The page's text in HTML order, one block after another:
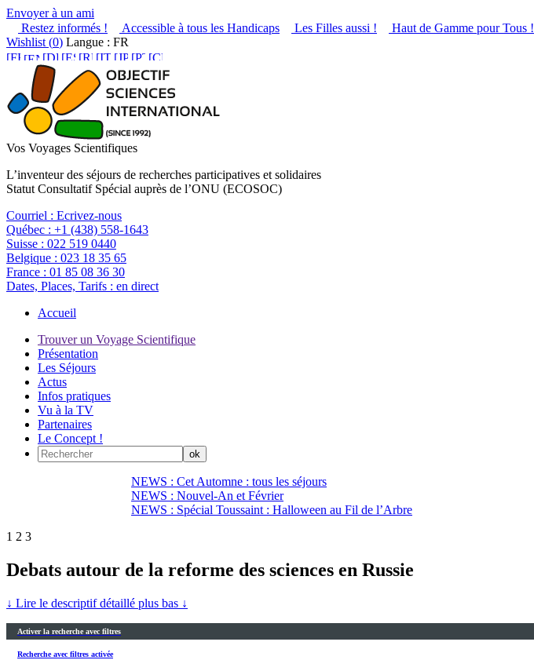
Envoyer à un ami
Restez informés !
Accessible à tous les Handicaps Les Filles aussi ! Haut de Gamme pour Tous !
Wishlist (0) Langue : FR
Vos Voyages Scientifiques
L’inventeur des séjours de recherches participatives et solidaires
Statut Consultatif Spécial auprès de l’ONU (ECOSOC)
Courriel : Ecrivez-nous
Québec : +1 (438) 558-1643
Suisse : 022 519 0440
Belgique : 023 18 35 65
France : 01 85 08 36 30
Dates, Places, Tarifs : en direct
Accueil
Trouver un Voyage Scientifique
Présentation
Les Séjours
Actus
Infos pratiques
Vu à la TV
Partenaires
Le Concept !
NEWS : Cet Automne : tous les séjours
NEWS : Nouvel-An et Février
NEWS : Spécial Toussaint : Halloween au Fil de l’Arbre
1 2 3
Debats autour de la reforme des sciences en Russie
↓ Lire le descriptif détaillé plus bas ↓
Activer la recherche avec filtres
Recherche avec filtres activée